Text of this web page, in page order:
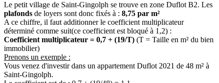
Le petit village de Saint-Gingolph se trouve en zone Duflot B2. Les
plafonds de loyers sont donc fixés à : 8,75 par m²
A ce chiffre, il faut additionner le coefficient multiplicateur
déterminé comme suit(ce coefficient est bloqué à 1,2) :
Coefficient multiplicateur = 0,7 + (19/T) (T = Taille en m² du bien
immobilier)
Prenons un exemple :
Vous venez d'investir dans un appartement Duflot 2021 de 48 m² à
Saint-Gingolph.